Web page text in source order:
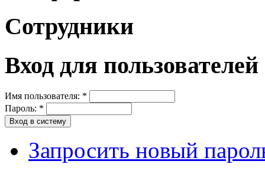
Сотрудники
Вход для пользователей
Имя пользователя: *
Пароль: *
Запросить новый